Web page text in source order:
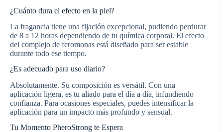
¿Cuánto dura el efecto en la piel?
La fragancia tiene una fijación excepcional, pudiendo perdurar
de 8 a 12 horas dependiendo de tu química corporal. El efecto
del complejo de feromonas está diseñado para ser estable
durante todo ese tiempo.
¿Es adecuado para uso diario?
Absolutamente. Su composición es versátil. Con una
aplicación ligera, es tu aliado para el día a día, infundiendo
confianza. Para ocasiones especiales, puedes intensificar la
aplicación para un impacto más profundo y sensual.
Tu Momento PheroStrong te Espera